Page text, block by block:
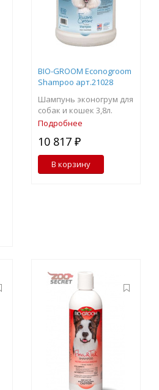
BIO-GROOM Econogroom
Shampoo арт.21028
Шампунь эконогрум для
собак и кошек 3,8л.
Подробнее
10 817 ₽
В корзину